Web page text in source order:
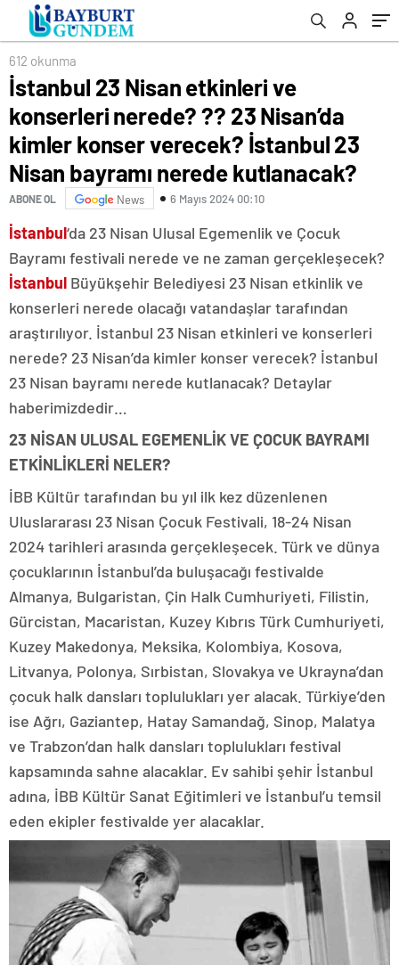
verecek? İstanbul 23 Nisan bayramı nerede
kutlanacak?
612 okunma
İstanbul 23 Nisan etkinleri ve
konserleri nerede? ?? 23 Nisan’da
kimler konser verecek? İstanbul 23
Nisan bayramı nerede kutlanacak?
ABONE OL News 6 Mayıs 2024 00:10
İstanbul‘da 23 Nisan Ulusal Egemenlik ve Çocuk
Bayramı festivali nerede ve ne zaman gerçekleşecek?
İstanbul Büyükşehir Belediyesi 23 Nisan etkinlik ve
konserleri nerede olacağı vatandaşlar tarafından
araştırılıyor. İstanbul 23 Nisan etkinleri ve konserleri
nerede? 23 Nisan’da kimler konser verecek? İstanbul
23 Nisan bayramı nerede kutlanacak? Detaylar
haberimizdedir…
23 NİSAN ULUSAL EGEMENLİK VE ÇOCUK BAYRAMI
ETKİNLİKLERİ NELER?
İBB Kültür tarafından bu yıl ilk kez düzenlenen
Uluslararası 23 Nisan Çocuk Festivali, 18-24 Nisan
2024 tarihleri arasında gerçekleşecek. Türk ve dünya
çocuklarının İstanbul’da buluşacağı festivalde
Almanya, Bulgaristan, Çin Halk Cumhuriyeti, Filistin,
Gürcistan, Macaristan, Kuzey Kıbrıs Türk Cumhuriyeti,
Kuzey Makedonya, Meksika, Kolombiya, Kosova,
Litvanya, Polonya, Sırbistan, Slovakya ve Ukrayna’dan
çocuk halk dansları toplulukları yer alacak. Türkiye’den
ise Ağrı, Gaziantep, Hatay Samandağ, Sinop, Malatya
ve Trabzon’dan halk dansları toplulukları festival
kapsamında sahne alacaklar. Ev sahibi şehir İstanbul
adına, İBB Kültür Sanat Eğitimleri ve İstanbul’u temsil
eden ekipler festivalde yer alacaklar.